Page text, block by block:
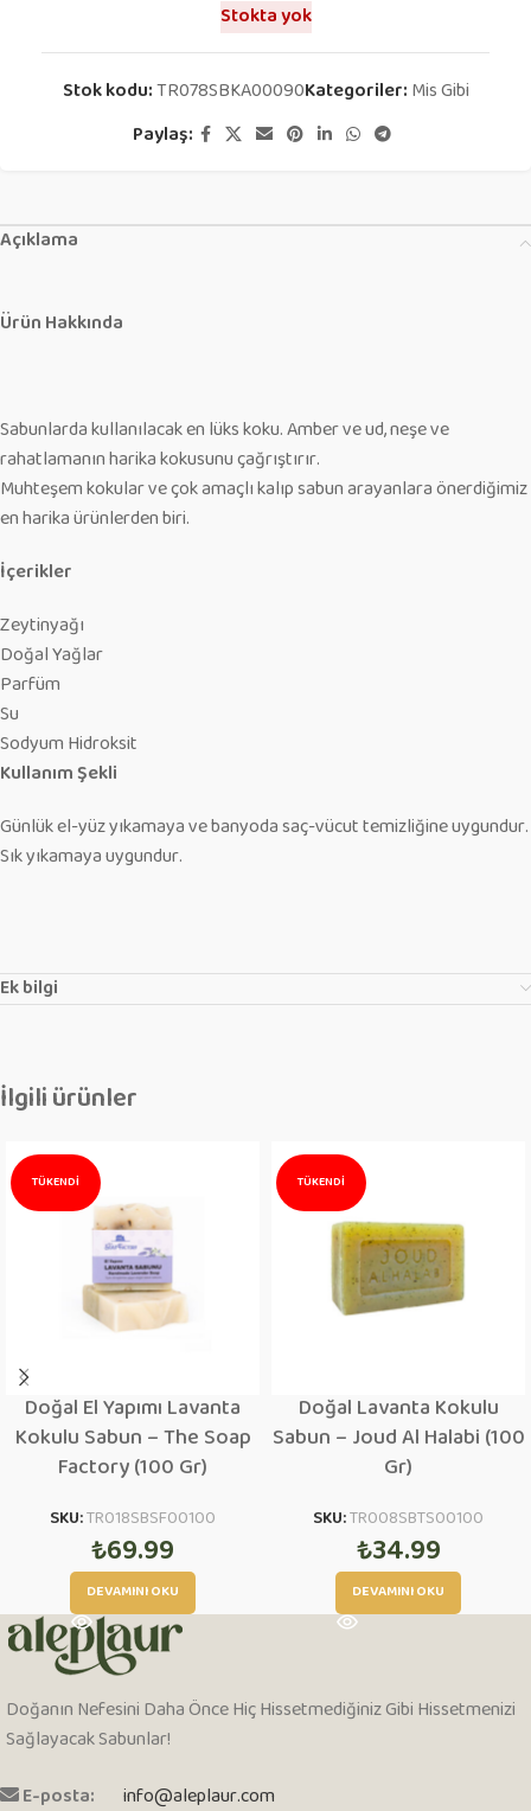
Stokta yok
Stok kodu:TR078SBKA00090Kategoriler:Mis Gibi
Paylaş:
Açıklama
Ürün Hakkında
Sabunlarda kullanılacak en lüks koku. Amber ve ud, neşe ve
rahatlamanın harika kokusunu çağrıştırır.
Muhteşem kokular ve çok amaçlı kalıp sabun arayanlara önerdiğimiz
en harika ürünlerden biri.
İçerikler
Zeytinyağı
Doğal Yağlar
Parfüm
Su
Sodyum Hidroksit
Kullanım Şekli
Günlük el-yüz yıkamaya ve banyoda saç-vücut temizliğine uygundur.
Sık yıkamaya uygundur.
Ek bilgi
İlgili ürünler
TÜKENDI
Doğal El Yapımı Lavanta
Kokulu Sabun – The Soap
Factory (100 Gr)
SKU:TR018SBSF00100
₺69.99
DEVAMINI OKU
TÜKENDI
Doğal Lavanta Kokulu
Sabun – Joud Al Halabi (100
Gr)
SKU:TR008SBTS00100
₺34.99
DEVAMINI OKU
Doğanın Nefesini Daha Önce Hiç Hissetmediğiniz Gibi Hissetmenizi
Sağlayacak Sabunlar!
E-posta:
info@aleplaur.com